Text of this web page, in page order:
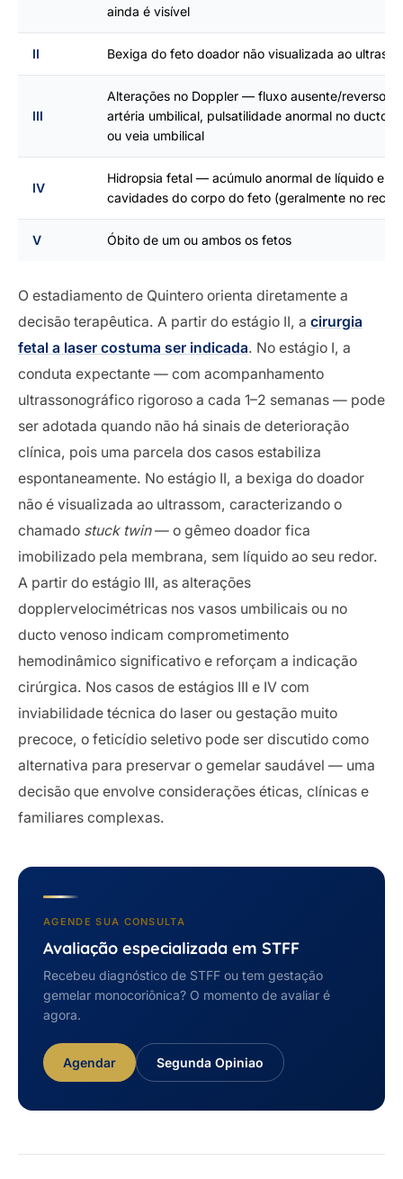
ainda é visível
II Bexiga do feto doador não visualizada ao
III
Alterações no Doppler — fluxo ausente/reverso na
artéria umbilical, pulsatilidade anormal no ducto
ou veia umbilical
IV
Hidropsia fetal — acúmulo anormal de líquido em
cavidades do corpo do feto (geralmente no
V Óbito de um ou ambos os fetos
O estadiamento de Quintero orienta diretamente a
decisão terapêutica. A partir do estágio II, a cirurgia
fetal a laser costuma ser indicada. No estágio I, a
conduta expectante — com acompanhamento
ultrassonográfico rigoroso a cada 1–2 semanas — pode
ser adotada quando não há sinais de deterioração
clínica, pois uma parcela dos casos estabiliza
espontaneamente. No estágio II, a bexiga do doador
não é visualizada ao ultrassom, caracterizando o
chamado stuck twin— o gêmeo doador fica
imobilizado pela membrana, sem líquido ao seu redor.
A partir do estágio III, as alterações
dopplervelocimétricas nos vasos umbilicais ou no
ducto venoso indicam comprometimento
hemodinâmico significativo e reforçam a indicação
cirúrgica. Nos casos de estágios III e IV com
inviabilidade técnica do laser ou gestação muito
precoce, o feticídio seletivo pode ser discutido como
alternativa para preservar o gemelar saudável — uma
decisão que envolve considerações éticas, clínicas e
familiares complexas.
AGENDE SUA CONSULTA
Avaliação especializada em STFF
Recebeu diagnóstico de STFF ou tem gestação
gemelar monocoriônica? O momento de avaliar é
agora.
Agendar Segunda Opiniao